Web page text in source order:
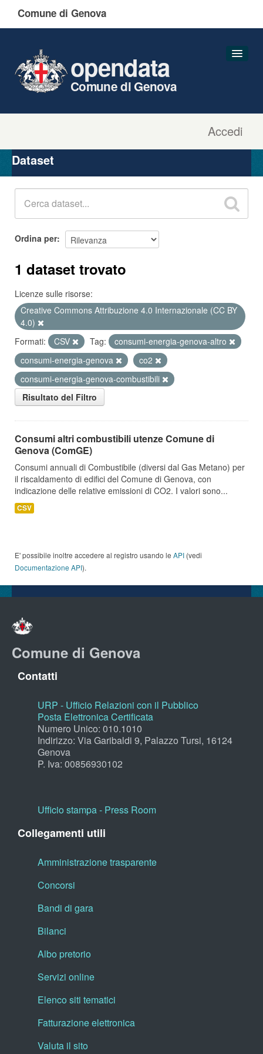
Comune di Genova
Accedi
opendata
Comune di Genova
Organizzazioni
Gruppi
Dataset
Ordina per
1 dataset trovato
Licenze sulle risorse:
Creative Commons Attribuzione 4.0 Internazionale (CC BY
4.0)
Formati:
CSV Tag:
consumi-energia-genova-altro
consumi-energia-genova
co2
consumi-energia-genova-combustibili
Risultato del Filtro
Consumi altri combustibili utenze Comune di
Genova (ComGE)
Consumi annuali di Combustibile (diversi dal Gas Metano) per
il riscaldamento di edifici del Comune di Genova, con
indicazione delle relative emissioni di CO2. I valori sono...
CSV
E' possibile inoltre accedere al registro usando le API (vedi
Documentazione API).
Comune di Genova
Contatti
URP - Ufficio Relazioni con il Pubblico
Posta Elettronica Certificata
Numero Unico: 010.1010
Indirizzo: Via Garibaldi 9, Palazzo Tursi, 16124
Genova
P. Iva: 00856930102
Ufficio stampa - Press Room
Collegamenti utili
Amministrazione trasparente
Concorsi
Bandi di gara
Bilanci
Albo pretorio
Servizi online
Elenco siti tematici
Fatturazione elettronica
Valuta il sito